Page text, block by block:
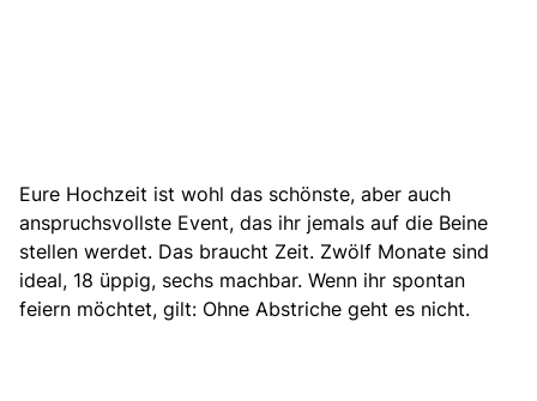
Eure Hochzeit ist wohl das schönste, aber auch
anspruchsvollste Event, das ihr jemals auf die Beine
stellen werdet. Das braucht Zeit. Zwölf Monate sind
ideal, 18 üppig, sechs machbar. Wenn ihr spontan
feiern möchtet, gilt: Ohne Abstriche geht es nicht.